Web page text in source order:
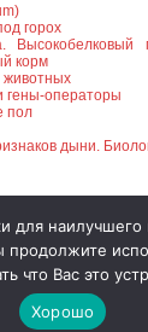
горох
Высокобелковый
корм
животных
гены-операторы
пол
дыни.
МСХА.
для наилучшего
продолжите
что Вас это
Хорошо